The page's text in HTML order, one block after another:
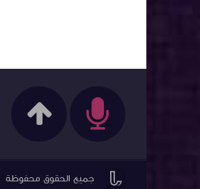


جميع الحقوق محفوظة